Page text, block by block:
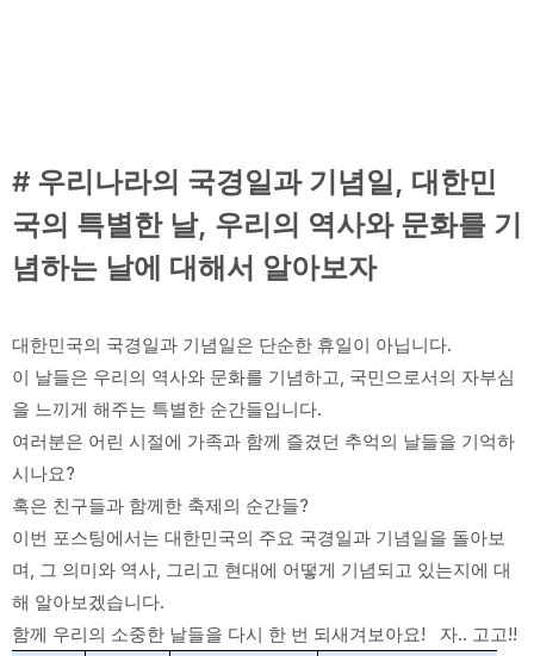
# 우리나라의 국경일과 기념일, 대한민
국의 특별한 날, 우리의 역사와 문화를 기
념하는 날에 대해서 알아보자
대한민국의 국경일과 기념일은 단순한 휴일이 아닙니다.
이 날들은 우리의 역사와 문화를 기념하고, 국민으로서의 자부심
을 느끼게 해주는 특별한 순간들입니다.
여러분은 어린 시절에 가족과 함께 즐겼던 추억의 날들을 기억하
시나요?
혹은 친구들과 함께한 축제의 순간들?
이번 포스팅에서는 대한민국의 주요 국경일과 기념일을 돌아보
며, 그 의미와 역사, 그리고 현대에 어떻게 기념되고 있는지에 대
해 알아보겠습니다.
함께 우리의 소중한 날들을 다시 한 번 되새겨보아요! 자.. 고고!!